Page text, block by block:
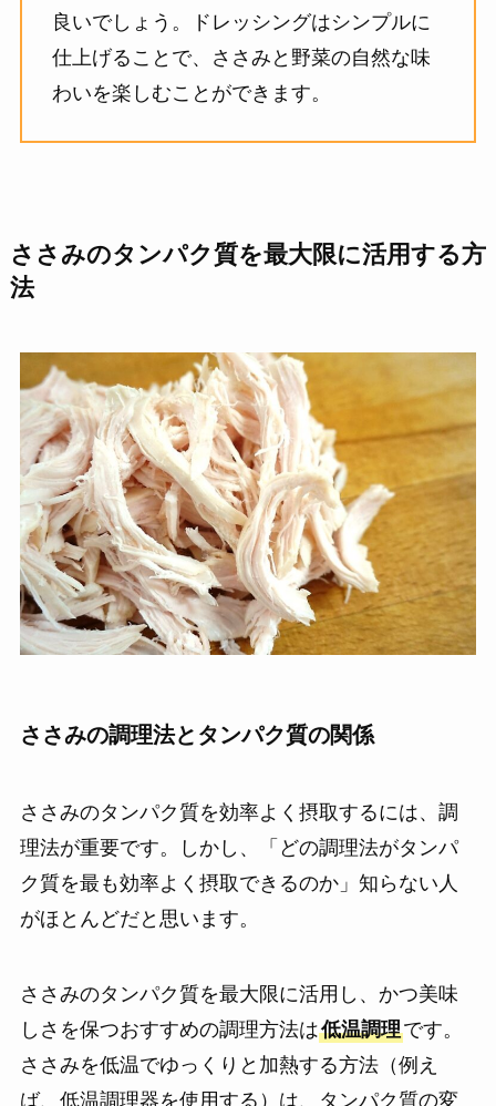
良いでしょう。ドレッシングはシンプルに
仕上げることで、ささみと野菜の自然な味
わいを楽しむことができます。
ささみのタンパク質を最大限に活用する方
法
ささみの調理法とタンパク質の関係
ささみのタンパク質を効率よく摂取するには、調
理法が重要です。しかし、「どの調理法がタンパ
ク質を最も効率よく摂取できるのか」知らない人
がほとんどだと思います。
ささみのタンパク質を最大限に活用し、かつ美味
しさを保つおすすめの調理方法は低温調理です。
ささみを低温でゆっくりと加熱する方法（例え
ば、低温調理器を使用する）は、タンパク質の変